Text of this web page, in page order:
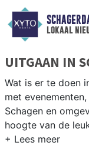
lokaal
UITGAAN IN
Wat is er te doen
met
Schagen en
hoogte van de